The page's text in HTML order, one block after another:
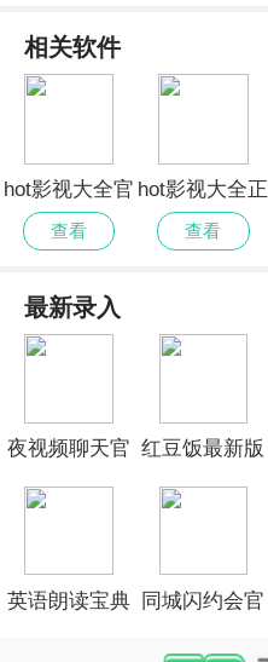
相关软件
hot影视大全官
方手机版
查看
hot影视大全正
式版免费
查看
最新录入
夜视频聊天官 红豆饭最新版
英语朗读宝典 同城闪约会官